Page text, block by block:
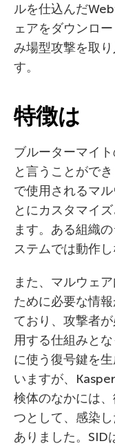
ルを仕込んだ
ェアをダウンロ
み場型攻撃を取
す。
特徴は
ブルーターマイ
と言うことがで
で使用されるマ
とにカスタマイ
ます。ある組織
ステムでは動作
また、マルウェ
ために必要な情
ており、攻撃者
用する仕組みと
に使う復号鍵を
いますが、
検体のなかには
つとして、感染
ありました。SID